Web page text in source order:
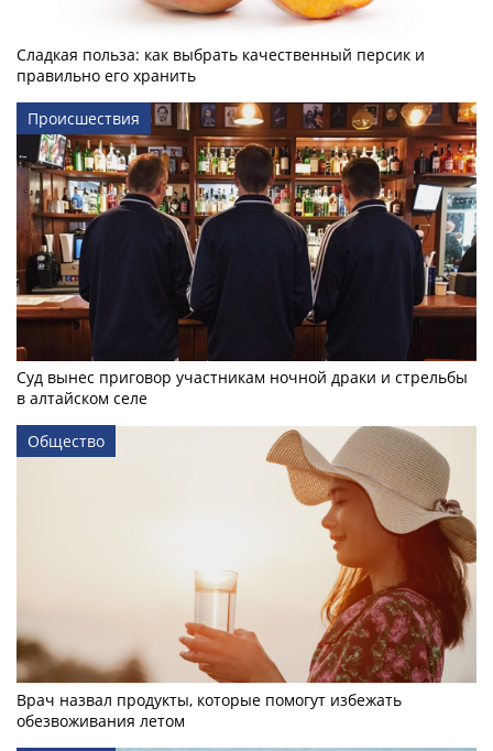
Сладкая польза: как выбрать качественный персик и
правильно его хранить
Происшествия
Суд вынес приговор участникам ночной драки и стрельбы
в алтайском селе
Общество
Врач назвал продукты, которые помогут избежать
обезвоживания летом